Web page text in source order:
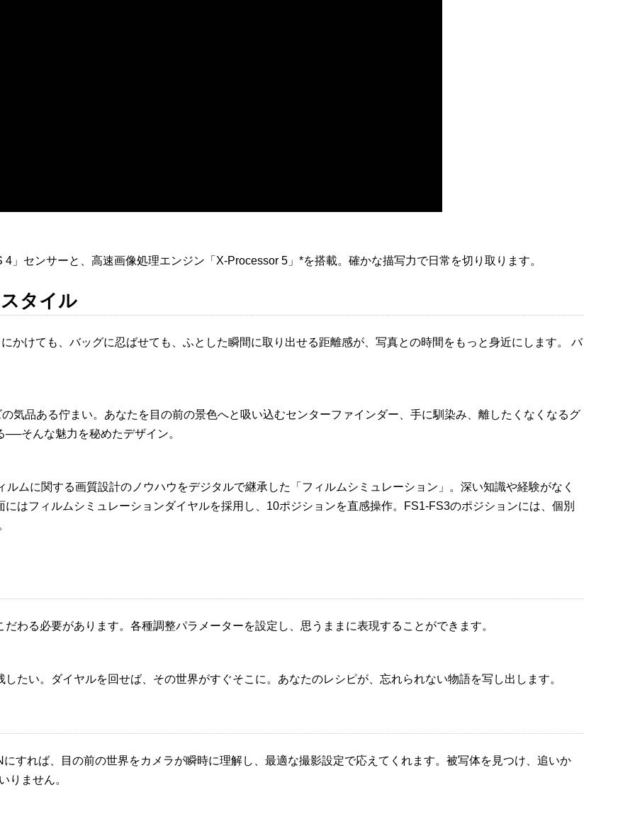
センサーと、高速画像処理エンジン「X-Processor 5」*を搭載。確かな描写力で日常を切り取ります。
タイル
かけても、バッグに忍ばせても、ふとした瞬間に取り出せる距離感が、写真との時間をもっと身近にします。 バ
気品ある佇まい。あなたを目の前の景色へと吸い込むセンターファインダー、手に馴染み、離したくなくなるグ
そんな魅力を秘めたデザイン。
ムに関する画質設計のノウハウをデジタルで継承した「フィルムシミュレーション」。深い知識や経験がなく
はフィルムシミュレーションダイヤルを採用し、10ポジションを直感操作。FS1-FS3のポジションには、個別
わる必要があります。各種調整パラメーターを設定し、思うままに表現することができます。
たい。ダイヤルを回せば、その世界がすぐそこに。あなたのレシピが、忘れられない物語を写し出します。
すれば、目の前の世界をカメラが瞬時に理解し、最適な撮影設定で応えてくれます。被写体を見つけ、追いか
りません。